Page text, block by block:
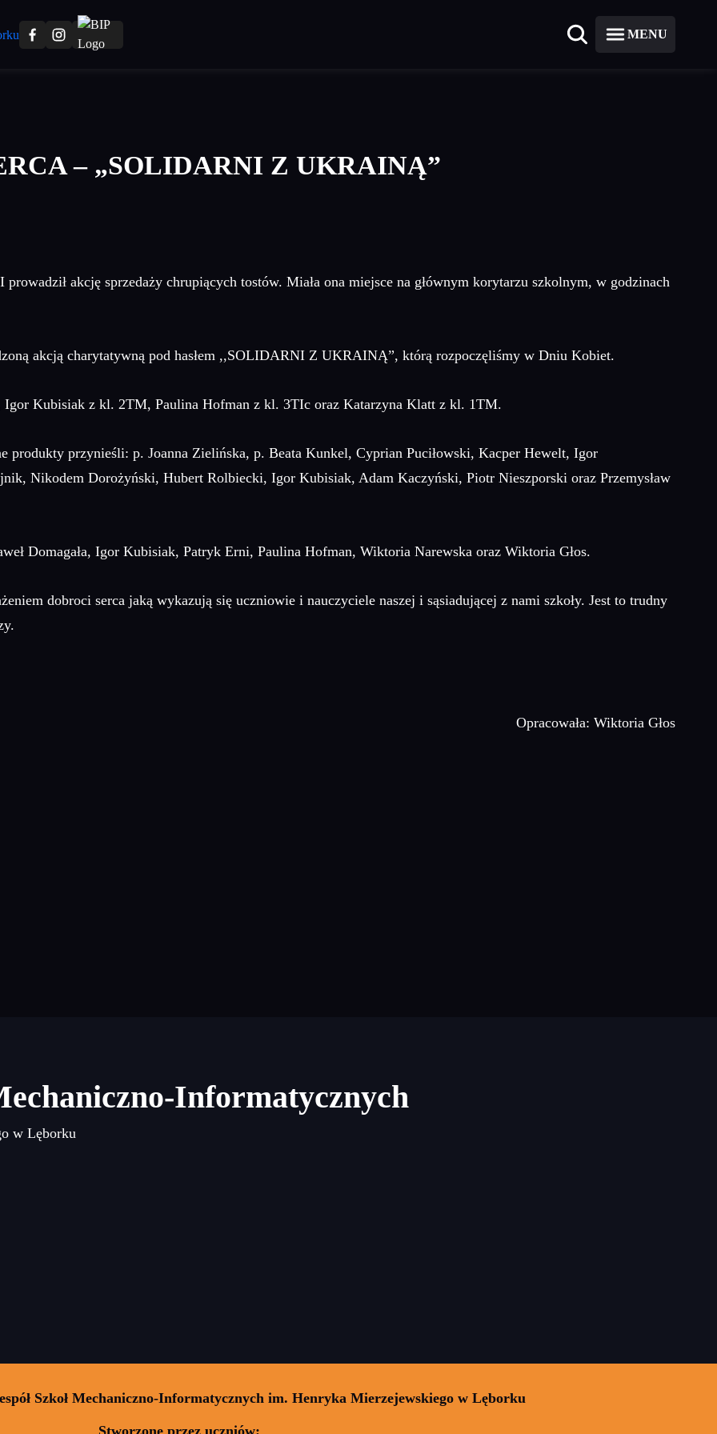
MENU
– „SOLIDARNI Z UKRAINĄ”
akcję sprzedaży chrupiących tostów. Miała ona miejsce na głównym korytarzu szkolnym, w godzinach
akcją charytatywną pod hasłem ,,SOLIDARNI Z UKRAINĄ”, którą rozpoczęliśmy w Dniu Kobiet.
Igor Kubisiak z kl. 2TM, Paulina Hofman z kl. 3TIc oraz Katarzyna Klatt z kl. 1TM.
produkty przynieśli: p. Joanna Zielińska, p. Beata Kunkel, Cyprian Puciłowski, Kacper Hewelt, Igor
Nikodem Dorożyński, Hubert Rolbiecki, Igor Kubisiak, Adam Kaczyński, Piotr Nieszporski oraz Przemysław
Domagała, Igor Kubisiak, Patryk Erni, Paulina Hofman, Wiktoria Narewska oraz Wiktoria Głos.
dobroci serca jaką wykazują się uczniowie i nauczyciele naszej i sąsiadującej z nami szkoły. Jest to trudny
​​​​​​​ Opracowała: Wiktoria Głos
Informatycznych
w Lęborku
Szkoł Mechaniczno-Informatycznych im. Henryka Mierzejewskiego w Lęborku
Stworzone przez uczniów: